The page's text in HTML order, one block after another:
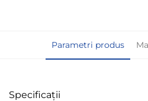
Parametri produs
Specificații